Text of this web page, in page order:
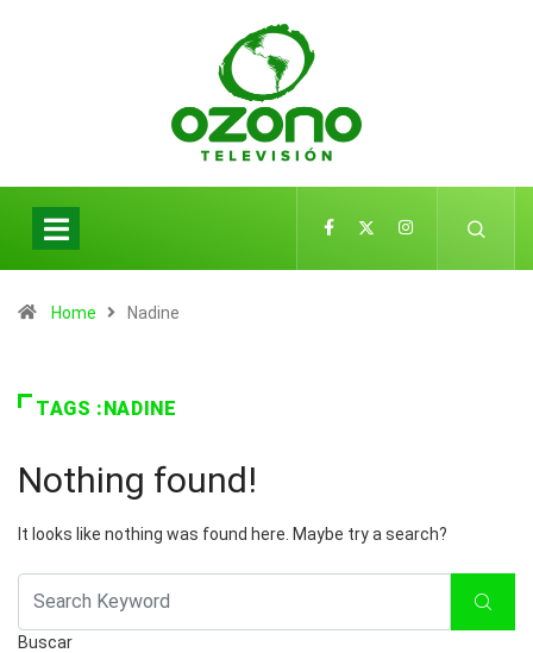
Home Nadine
TAGS :NADINE
Nothing found!
It looks like nothing was found here. Maybe try a search?
Buscar